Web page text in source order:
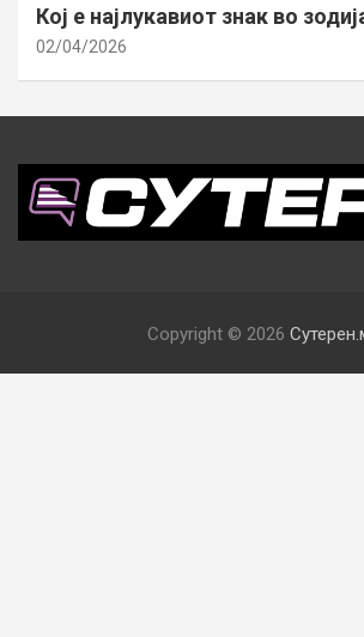
Кој е најлукавиот знак во
02/04/2026
Copyright © 2026